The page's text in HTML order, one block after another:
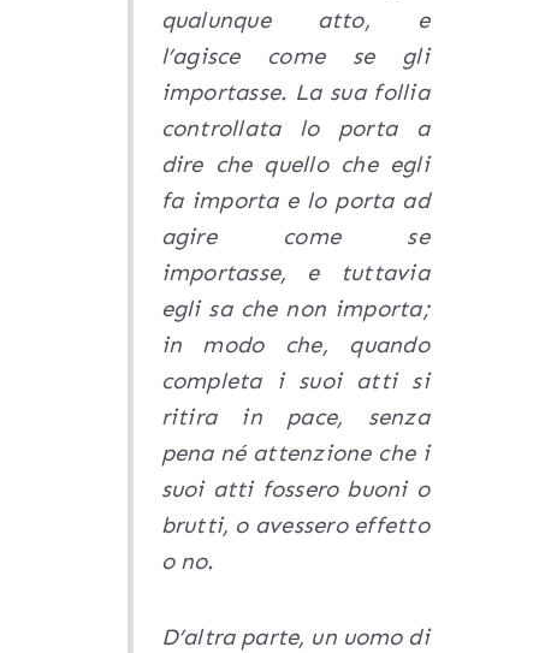
qualunque atto, e
l’agisce come se gli
importasse. La sua follia
controllata lo porta a
dire che quello che egli
fa importa e lo porta ad
agire come se
importasse, e tuttavia
egli sa che non importa;
in modo che, quando
completa i suoi atti si
ritira in pace, senza
pena né attenzione che i
suoi atti fossero buoni o
brutti, o avessero effetto
o no.
D’altra parte, un uomo di